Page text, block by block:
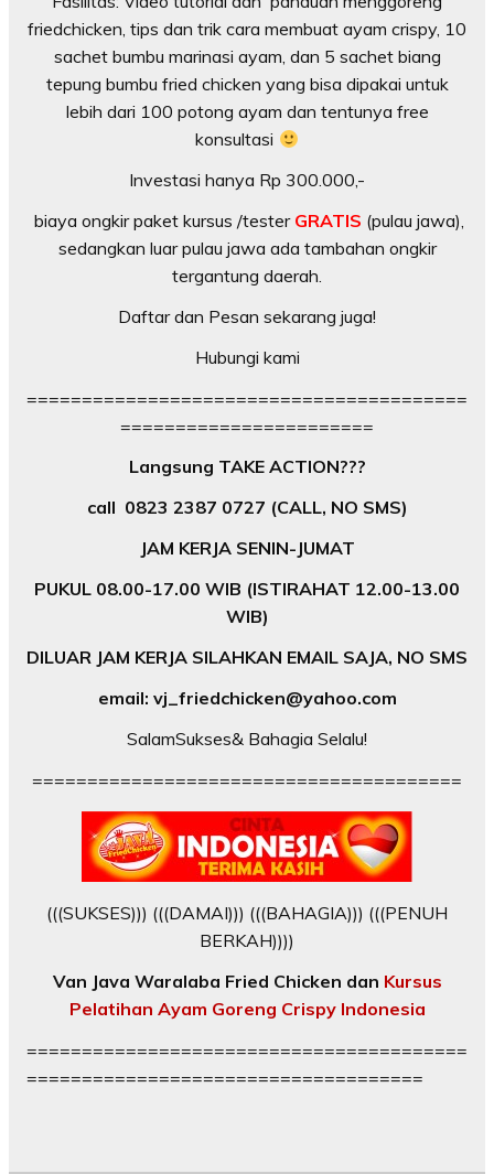
friedchicken, tips dan trik cara membuat ayam crispy, 10
sachet bumbu marinasi ayam, dan 5 sachet biang
tepung bumbu fried chicken yang bisa dipakai untuk
lebih dari 100 potong ayam dan tentunya free
konsultasi
Investasi hanya Rp 300.000,-
biaya ongkir paket kursus /tester GRATIS (pulau jawa),
sedangkan luar pulau jawa ada tambahan ongkir
tergantung daerah.
Daftar dan Pesan sekarang juga!
Hubungi kami
========================================
=======================
Langsung TAKE ACTION???
call 0823 2387 0727 (CALL, NO SMS)
JAM KERJA SENIN-JUMAT
PUKUL 08.00-17.00 WIB (ISTIRAHAT 12.00-13.00
WIB)
DILUAR JAM KERJA SILAHKAN EMAIL SAJA, NO SMS
email: vj_friedchicken@yahoo.com
SalamSukses& Bahagia Selalu!
=======================================
(((SUKSES))) (((DAMAI))) (((BAHAGIA))) (((PENUH
BERKAH))))
Van Java Waralaba Fried Chicken dan Kursus
Pelatihan Ayam Goreng Crispy Indonesia
========================================
====================================